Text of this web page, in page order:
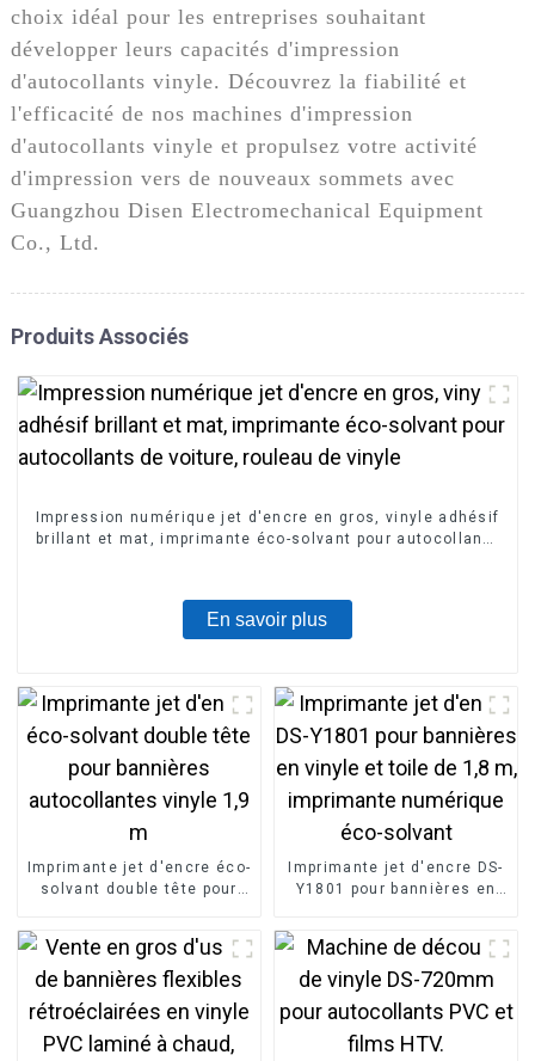
choix idéal pour les entreprises souhaitant
développer leurs capacités d'impression
d'autocollants vinyle. Découvrez la fiabilité et
l'efficacité de nos machines d'impression
d'autocollants vinyle et propulsez votre activité
d'impression vers de nouveaux sommets avec
Guangzhou Disen Electromechanical Equipment
Co., Ltd.
Produits Associés
Impression numérique jet d'encre en gros, vinyle adhésif
brillant et mat, imprimante éco-solvant pour autocollants
En savoir plus
Imprimante jet d'encre éco-
solvant double tête pour
Imprimante jet d'encre DS-
Y1801 pour bannières en
imprimante numérique éco-
solvant